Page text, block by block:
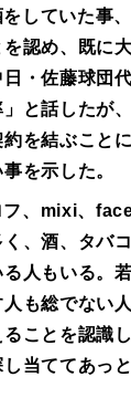
していた事
認め、既に
・佐藤球団
と話したが
を結ぶこと
を示した。
、mixi、
、酒、タバ
人もいる。
も総でない
ことを認識
当ててあっ